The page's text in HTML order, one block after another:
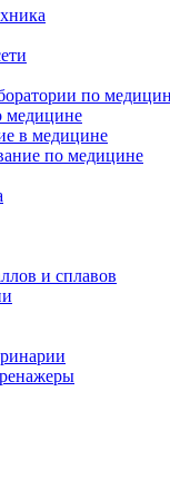
по
медицине
в медицине
по медицине
и сплавов